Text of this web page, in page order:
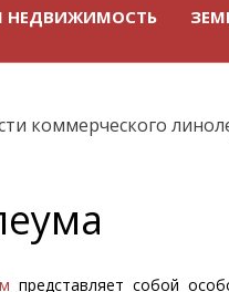
НЕДВИЖИМОСТЬ
коммерческого
представляет собой